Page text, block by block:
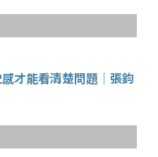
才能看清楚問題｜張鈞